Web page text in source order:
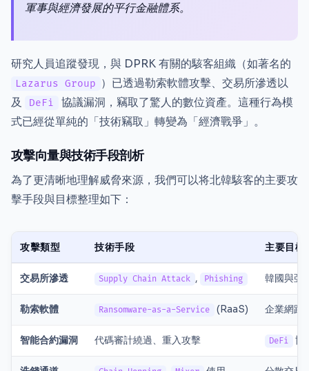
軍事與經濟發展的平行金融體系。
研究人員追蹤發現，與 DPRK 有關的駭客組織（如著名的
Lazarus Group ）已透過勒索軟體攻擊、交易所滲透以
及
DeFi
協議漏洞，竊取了驚人的數位資產。這種行為模
式已經從單純的「技術竊取」轉變為「經濟戰爭」。
攻擊向量與技術手段剖析
為了更清晰地理解威脅來源，我們可以将北韓駭客的主要攻
擊手段與目標整理如下：
攻擊類型 技術手段 主要目標
交易所滲透 Supply Chain Attack , Phishing 韓國與亞
勒索軟體 Ransomware-as-a-Service (RaaS) 企業網路
智能合約漏洞 代碼審計繞過、重入攻擊 DeFi 協